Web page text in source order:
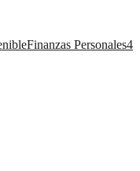
Finanzas Personales4